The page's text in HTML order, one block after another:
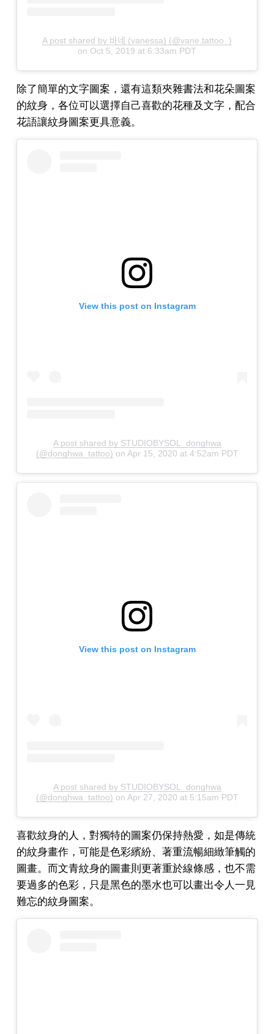
A post shared by 바네 (vanessa) (@vane.tattoo_)
on Oct 5, 2019 at 6:33am PDT
除了簡單的文字圖案，還有這類夾雜書法和花朵圖案
的紋身，各位可以選擇自己喜歡的花種及文字，配合
花語讓紋身圖案更具意義。
View this post on Instagram
A post shared by STUDIOBYSOL_donghwa
(@donghwa_tattoo) on Apr 15, 2020 at 4:52am PDT
View this post on Instagram
A post shared by STUDIOBYSOL_donghwa
(@donghwa_tattoo) on Apr 27, 2020 at 5:15am PDT
喜歡紋身的人，對獨特的圖案仍保持熱愛，如是傳統
的紋身畫作，可能是色彩繽紛、著重流暢細緻筆觸的
圖畫。而文青紋身的圖畫則更著重於線條感，也不需
要過多的色彩，只是黑色的墨水也可以畫出令人一見
難忘的紋身圖案。